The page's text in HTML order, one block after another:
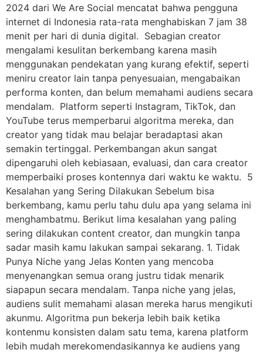
2024 dari We Are Social mencatat bahwa pengguna
internet di Indonesia rata-rata menghabiskan 7 jam 38
menit per hari di dunia digital. Sebagian creator
mengalami kesulitan berkembang karena masih
menggunakan pendekatan yang kurang efektif, seperti
meniru creator lain tanpa penyesuaian, mengabaikan
performa konten, dan belum memahami audiens secara
mendalam. Platform seperti Instagram, TikTok, dan
YouTube terus memperbarui algoritma mereka, dan
creator yang tidak mau belajar beradaptasi akan
semakin tertinggal. Perkembangan akun sangat
dipengaruhi oleh kebiasaan, evaluasi, dan cara creator
memperbaiki proses kontennya dari waktu ke waktu. 5
Kesalahan yang Sering Dilakukan Sebelum bisa
berkembang, kamu perlu tahu dulu apa yang selama ini
menghambatmu. Berikut lima kesalahan yang paling
sering dilakukan content creator, dan mungkin tanpa
sadar masih kamu lakukan sampai sekarang. 1. Tidak
Punya Niche yang Jelas Konten yang mencoba
menyenangkan semua orang justru tidak menarik
siapapun secara mendalam. Tanpa niche yang jelas,
audiens sulit memahami alasan mereka harus mengikuti
akunmu. Algoritma pun bekerja lebih baik ketika
kontenmu konsisten dalam satu tema, karena platform
lebih mudah merekomendasikannya ke audiens yang